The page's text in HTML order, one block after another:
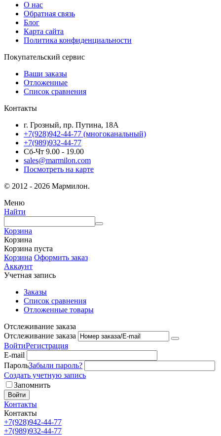
О нас
Обратная связь
Блог
Карта сайта
Политика конфиденциальности
Покупательский сервис
Ваши заказы
Отложенные
Список сравнения
Контакты
г. Грозный, пр. Путина, 18А
+7(928)942-44-77 (многоканальный)
+7(989)932-44-77
Сб-Чт 9.00 - 19.00
sales@marmilon.com
Посмотреть на карте
© 2012 - 2026 Мармилон.
Меню
Найти
Корзина
Корзина
Корзина пуста
Корзина Оформить заказ
Аккаунт
Учетная запись
Заказы
Список сравнения
Отложенные товары
Отслеживание заказа
Отслеживание заказа
ВойтиРегистрация
E-mail
ПарольЗабыли пароль?
Создать учетную запись
Запомнить
Войти
Контакты
Контакты
+7(928)942-44-77
+7(989)932-44-77